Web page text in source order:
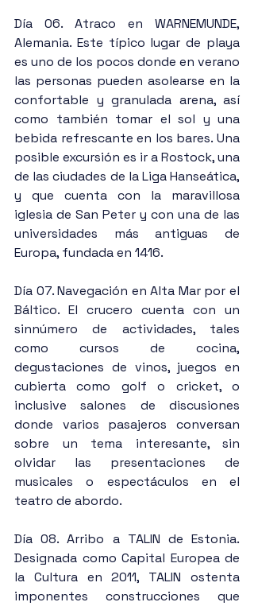
Día 06. Atraco en WARNEMUNDE,
Alemania. Este típico lugar de playa
es uno de los pocos donde en verano
las personas pueden asolearse en la
confortable y granulada arena, así
como también tomar el sol y una
bebida refrescante en los bares. Una
posible excursión es ir a Rostock, una
de las ciudades de la Liga Hanseática,
y que cuenta con la maravillosa
iglesia de San Peter y con una de las
universidades más antiguas de
Europa, fundada en 1416.
Día 07. Navegación en Alta Mar por el
Báltico. El crucero cuenta con un
sinnúmero de actividades, tales
como cursos de cocina,
degustaciones de vinos, juegos en
cubierta como golf o cricket, o
inclusive salones de discusiones
donde varios pasajeros conversan
sobre un tema interesante, sin
olvidar las presentaciones de
musicales o espectáculos en el
teatro de abordo.
Día 08. Arribo a TALIN de Estonia.
Designada como Capital Europea de
la Cultura en 2011, TALIN ostenta
imponentes construcciones que